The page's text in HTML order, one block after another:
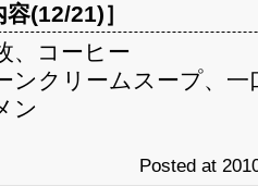
容(12/21)］
、コーヒー
ンクリームスープ、
ン
Posted at